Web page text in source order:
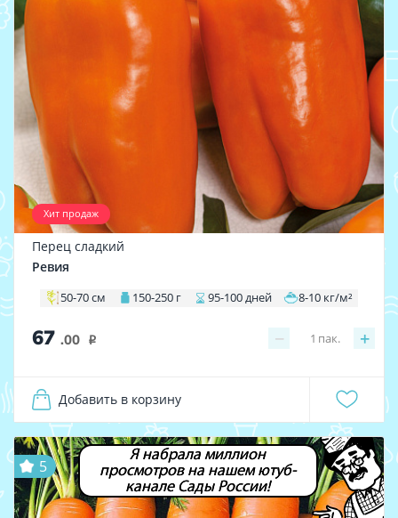
Хит продаж
Перец сладкий
Ревия
50-70 см 150-250 г 95-100 дней 8-10 кг/м²
67 .00 i − +
1 пак.
Добавить в корзину
Я набрала миллион
просмотров на нашем ютуб-
канале Сады России!
5